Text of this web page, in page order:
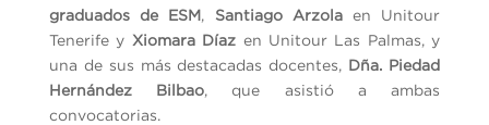
graduados de ESM, Santiago Arzolaen Unitour
Tenerife y Xiomara Díaz en Unitour Las Palmas, y
una de sus más destacadas docentes, Dña. Piedad
Hernández Bilbao, que asistió a ambas
convocatorias.